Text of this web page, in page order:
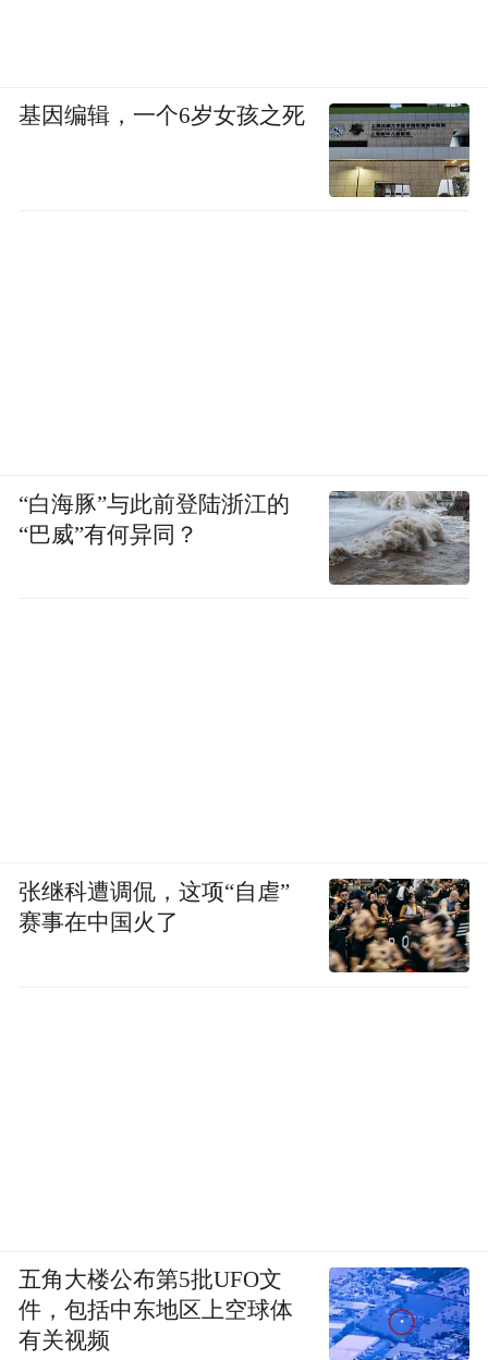
基因编辑，一个6岁女孩之死
“白海豚”与此前登陆浙江的
“巴威”有何异同？
张继科遭调侃，这项“自虐”
赛事在中国火了
五角大楼公布第5批UFO文
件，包括中东地区上空球体
有关视频